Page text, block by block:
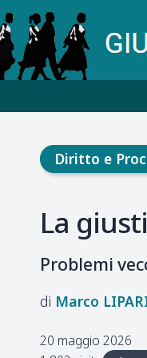
Diritto e
La
Problemi
Marco
20 maggio 2026